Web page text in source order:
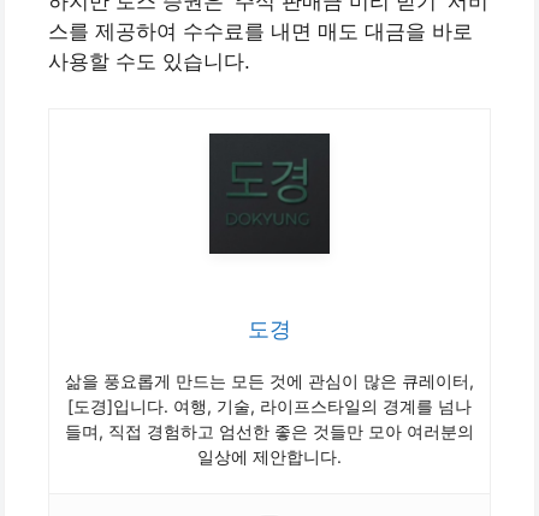
스를 제공하여 수수료를 내면 매도 대금을 바로
사용할 수도 있습니다.
도경
삶을 풍요롭게 만드는 모든 것에 관심이 많은 큐레이터,
[도경]입니다. 여행, 기술, 라이프스타일의 경계를 넘나
들며, 직접 경험하고 엄선한 좋은 것들만 모아 여러분의
일상에 제안합니다.